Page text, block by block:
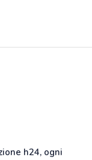
h24, ogni